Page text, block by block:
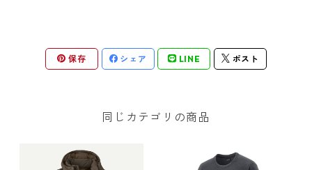
保存 シェア LINE ポスト
同じカテゴリの商品